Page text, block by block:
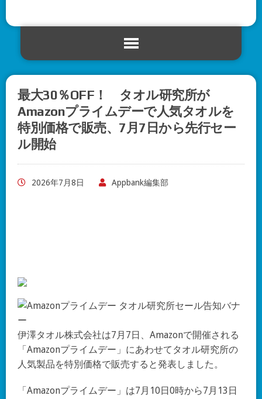
最大30％OFF！ タオル研究所が
Amazonプライムデーで人気タオルを
特別価格で販売、7月7日から先行セー
ル開始
2026年7月8日 Appbank編集部
伊澤タオル株式会社は7月7日、Amazonで開催される
「Amazonプライムデー」にあわせてタオル研究所の
人気製品を特別価格で販売すると発表しました。
「Amazonプライムデー」は7月10日0時から7月13日